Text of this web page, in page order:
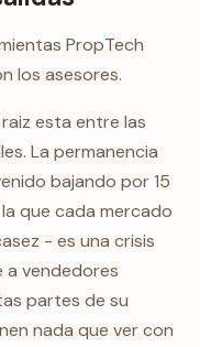
PropTech
los asesores.
esta entre las
La permanencia
bajando por 15
que cada mercado
- es una crisis
a vendedores
partes de su
nada que ver con